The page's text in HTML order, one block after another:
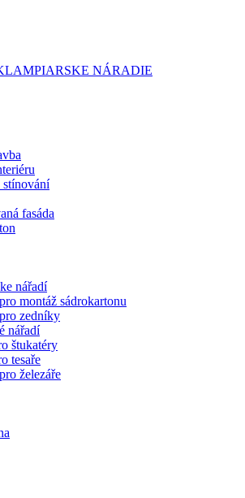
NÁRADIE
izolácie
stínování
fasáda
nářadí
montáž sádrokartonu
zedníky
nářadí
štukatéry
tesaře
železáře